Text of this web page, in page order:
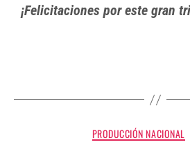
¡Felicitaciones por este gran
PRODUCCIÓN NACIONAL